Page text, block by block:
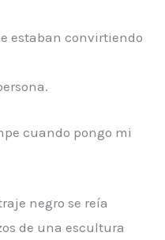
estaban convirtiendo
cuando pongo mi
negro se reía
de una escultura